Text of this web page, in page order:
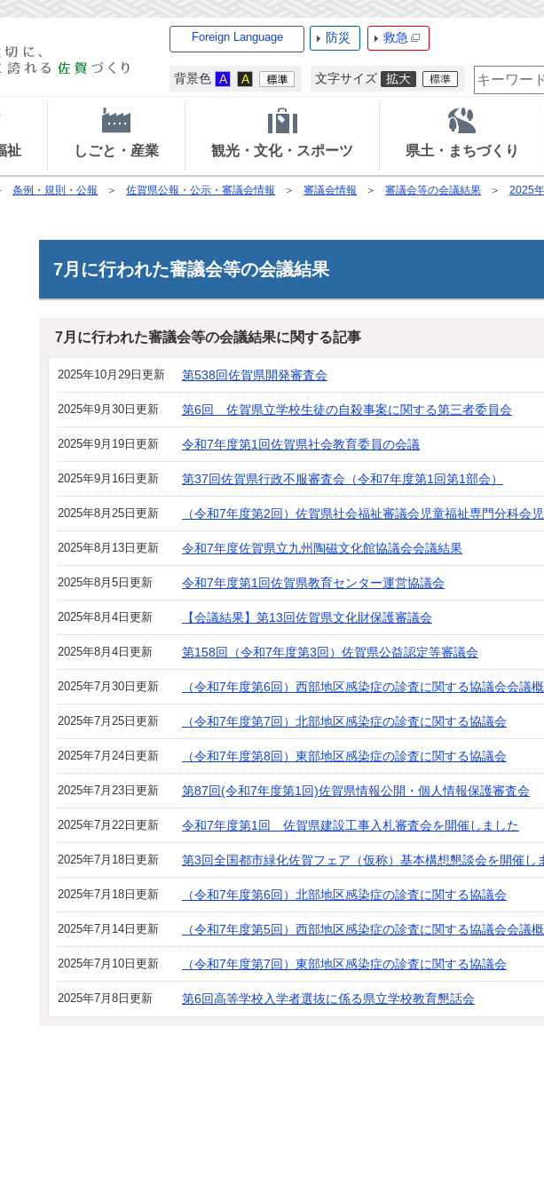
Foreign Language 防災 救急
背景色 文字サイズ
検
索
ー
ー
ド
祉 しごと・産業 観光・文化・スポーツ 県土・まちづくり
条例・規則・公報 佐賀県公報・公示・審議会情報 審議会情報 審議会等の会議結果
2025
7月に行われた審議会等の会議結果
7月に行われた審議会等の会議結果に関する記事
2025年10月29日更新 第538回佐賀県開発審査会
2025年9月30日更新 第6回 佐賀県立学校生徒の自殺事案に関する第三者委員会
2025年9月19日更新 令和7年度第1回佐賀県社会教育委員の会議
2025年9月16日更新 第37回佐賀県行政不服審査会（令和7年度第1回第1部会）
2025年8月25日更新 （令和7年度第2回）佐賀県社会福祉審議会児童福祉専門分科会
2025年8月13日更新 令和7年度佐賀県立九州陶磁文化館協議会会議結果
2025年8月5日更新 令和7年度第1回佐賀県教育センター運営協議会
2025年8月4日更新 【会議結果】第13回佐賀県文化財保護審議会
2025年8月4日更新 第158回（令和7年度第3回）佐賀県公益認定等審議会
2025年7月30日更新 （令和7年度第6回）西部地区感染症の診査に関する協議会会議
2025年7月25日更新 （令和7年度第7回）北部地区感染症の診査に関する協議会
2025年7月24日更新 （令和7年度第8回）東部地区感染症の診査に関する協議会
2025年7月23日更新 第87回(令和7年度第1回)佐賀県情報公開・個人情報保護審査会
2025年7月22日更新 令和7年度第1回 佐賀県建設工事入札審査会を開催しました
2025年7月18日更新 第3回全国都市緑化佐賀フェア（仮称）基本構想懇談会を開催し
2025年7月18日更新 （令和7年度第6回）北部地区感染症の診査に関する協議会
2025年7月14日更新 （令和7年度第5回）西部地区感染症の診査に関する協議会会議
2025年7月10日更新 （令和7年度第7回）東部地区感染症の診査に関する協議会
2025年7月8日更新 第6回高等学校入学者選抜に係る県立学校教育懇話会